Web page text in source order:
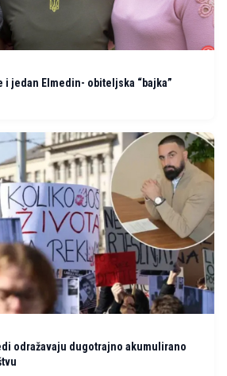
jedan Elmedin- obiteljska “bajka”
odražavaju dugotrajno akumulirano